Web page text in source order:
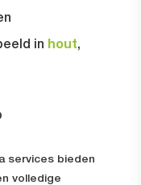
in hout,
services bieden
volledige